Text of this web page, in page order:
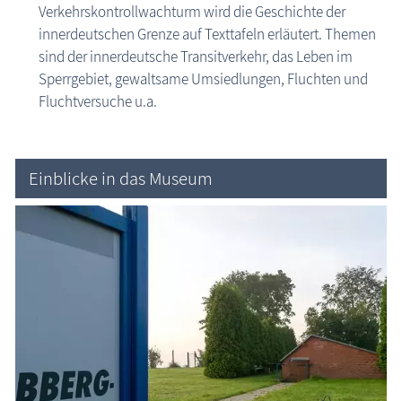
Museen
Fischland-Darß-Zingst
Nordvorpommern
Insel Hiddensee
Nordwestmecklenburg
Rostock / Güstrow
Schwerin / Ludwigslust - Parchim
Vorpommern-Greifswald
Naturzentren, Nationalparks
Parkanlagen & Gärten
Promenaden
Verkehrskontrollwachturm wird die Geschichte der
innerdeutschen Grenze auf Texttafeln erläutert. Themen
sind der innerdeutsche Transitverkehr, das Leben im
Sperrgebiet, gewaltsame Umsiedlungen, Fluchten und
Fluchtversuche u.a.
Einblicke in das Museum